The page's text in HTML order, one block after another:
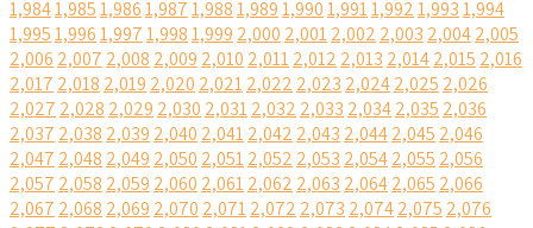
1,9841,9851,9861,9871,9881,9891,9901,9911,9921,9931,994
1,9951,9961,9971,9981,999 2,000 2,0012,002 2,003 2,0042,005
2,006 2,007 2,008 2,009 2,010 2,0112,012 2,013 2,0142,015 2,016
2,017 2,018 2,019 2,020 2,0212,022 2,023 2,0242,025 2,026
2,027 2,028 2,029 2,030 2,0312,032 2,033 2,0342,035 2,036
2,037 2,038 2,039 2,040 2,0412,042 2,043 2,0442,045 2,046
2,047 2,048 2,049 2,050 2,0512,052 2,053 2,0542,055 2,056
2,057 2,058 2,059 2,060 2,0612,062 2,063 2,0642,065 2,066
2,067 2,068 2,069 2,070 2,0712,072 2,073 2,0742,075 2,076